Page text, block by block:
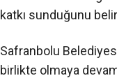
katkı sunduğunu
Safranbolu
birlikte olmaya